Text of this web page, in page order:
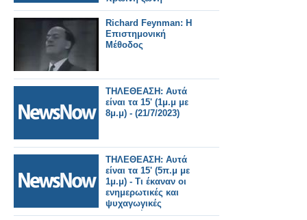
25/7/2023
Richard Feynman: Η
Επιστημονική
Μέθοδος
ΤΗΛΕΘΕΑΣΗ: Αυτά
είναι τα 15' (1μ.μ με
8μ.μ) - (21/7/2023)
ΤΗΛΕΘΕΑΣΗ: Αυτά
είναι τα 15' (5π.μ με
1μ.μ) - Τι έκαναν οι
ενημερωτικές και
ψυχαγωγικές
εκπομπές; (25/7/2023)